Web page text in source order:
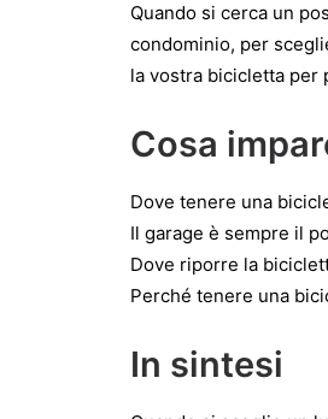
Quando si cerca un
condominio, per
la vostra bicicletta per
Cosa
Dove tenere una
Il garage è sempre il
Dove riporre la
Perché tenere una
In sintesi